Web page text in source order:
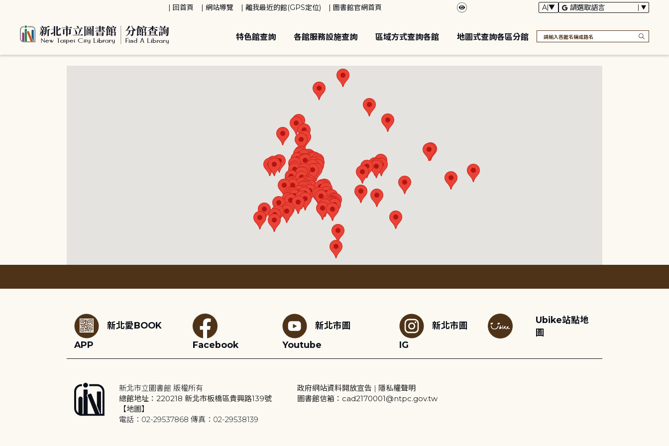
回首頁 網站導覽 離我最近的館(GPS定位) 圖書館官網首頁
特色館查詢 各館服務設施查詢 區域方式查詢各館 地圖式查詢各區分館
新北愛BOOK
APP
Facebook
新北市圖
Youtube
新北市圖
IG
Ubike站點地
圖
新北市立圖書館 版權所有
總館地址：220218 新北市板橋區貴興路139號
【地圖】
電話：02-29537868 傳真：02-29538139
政府網站資料開放宣告 | 隱私權聲明
圖書館信箱：cad2170001@ntpc.gov.tw